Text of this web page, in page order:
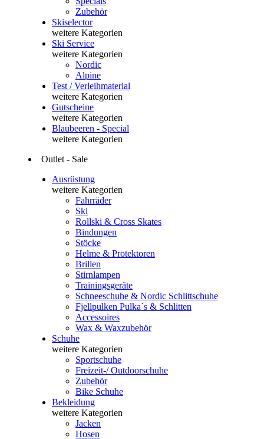
Zubehör
Skiselector
weitere Kategorien
Ski Service
weitere Kategorien
Nordic
Alpine
Test / Verleihmaterial
weitere Kategorien
Gutscheine
weitere Kategorien
Blaubeeren - Special
weitere Kategorien
Outlet - Sale
Ausrüstung
weitere Kategorien
Fahrräder
Ski
Rollski & Cross Skates
Bindungen
Stöcke
Helme & Protektoren
Brillen
Stirnlampen
Trainingsgeräte
Schneeschuhe & Nordic Schlittschuhe
Fjellpulken Pulka`s & Schlitten
Accessoires
Wax & Waxzubehör
Schuhe
weitere Kategorien
Sportschuhe
Freizeit-/ Outdoorschuhe
Zubehör
Bike Schuhe
Bekleidung
weitere Kategorien
Jacken
Hosen